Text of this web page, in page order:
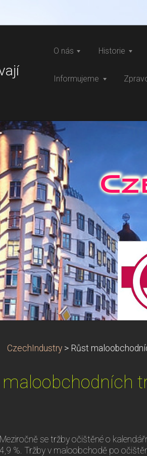
O nás Historie
Informujeme
CzechIndustry > Růst
Meziročně se tržby očištěné o
4,9 %. Tržby v maloobchodě po